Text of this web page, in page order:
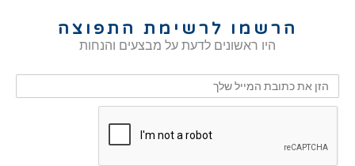
הרשמו לרשימת התפוצה
היו ראשונים לדעת על מבצעים והנחות